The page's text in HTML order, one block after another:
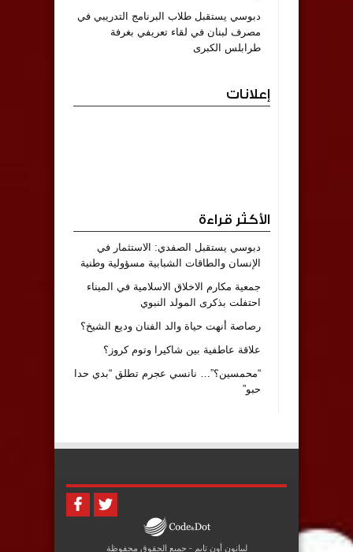
دبوسي يستقبل طلاب البرنامج التدريبي في
مصرف لبنان في لقاء تعريفي بغرفة
طرابلس الكبرى
إعلانات
الأكثر قراءة
دبوسي يستقبل الصفدي: الاستثمار في
الإنسان والطاقات الشبابية مسؤولية وطنية
جمعية مكارم الاخلاق الاسلامية في الميناء
احتفلت بذكرى المولد النبوي
رصاصة أنهت حياة والد الفنان وديع الشيخ؟
علاقة عاطفية بين شاكيرا وتوم كروز؟
“محمسين؟”… نانسي عجرم تطلق “بدي حدا
حبو”
ليبانون أون تايم - جميع الحقوق محفوظة